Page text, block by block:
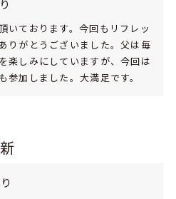
いております。今回もリフレッ
りがとうございました。父は毎
楽しみにしていますが、今回は
参加しました。大満足です。